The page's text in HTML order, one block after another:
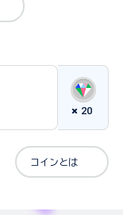
20
コインとは